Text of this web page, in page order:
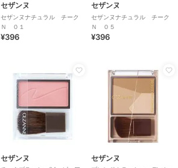
セザンヌ
セザンヌナチュラル チーク
Ｎ ０１
¥396
セザンヌ
セザンヌナチュラル チーク
Ｎ ０５
¥396
セザンヌ セザンヌ